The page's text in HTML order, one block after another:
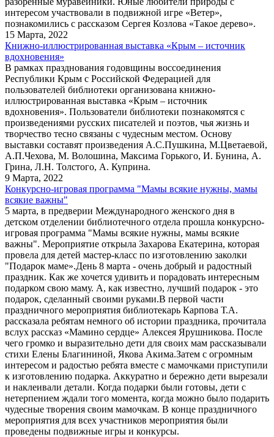
интересом участвовали в подвижной игре «Ветер»,
познакомились с рассказом Сергея Козлова «Такое дерево».
15 Марта, 2022
Книжно-иллюстрированная выставка «Крым – источник
вдохновения»
В рамках празднования годовщины воссоединения
Республики Крым с Российской Федерацией для
пользователей библиотеки организована книжно-
иллюстрированная выставка «Крым – источник
вдохновения». Пользователи библиотеки познакомятся с
произведениями русских писателей и поэтов, чья жизнь и
творчество тесно связаны с чудесным местом. Основу
выставки составят произведения А.С.Пушкина, М.Цветаевой,
А.П.Чехова, М. Волошина, Максима Горького, И. Бунина, А.
Грина, Л.Н. Толстого, А. Куприна.
9 Марта, 2022
Конкурсно-игровая программа "Мамы всякие нужны, мамы
всякие важны"
5 марта, в предверии Международного женского дня в
детском отделении библиотечного отдела прошла конкурсно-
игровая программа "Мамы всякие нужны, мамы всякие
важны". Мероприятие открыла Захарова Екатерина, которая
провела для детей мастер-класс по изготовлению заколки
"Подарок маме».День 8 марта - очень добрый и радостный
праздник. Как же хочется удивить и порадовать интересным
подарком свою маму. А, как известно, лучший подарок - это
подарок, сделанный своими руками.В первой части
праздничного мероприятия библиотекарь Карпова Т.А.
рассказала ребятам немного об истории праздника, прочитала
вслух рассказ «Мамино сердце» Алексея Ярушникова. После
чего громко и выразительно дети для своих мам рассказывали
стихи Елены Благининой, Якова Акима.Затем с огромным
интересом и радостью ребята вместе с мамочками приступили
к изготовлению подарка. Аккуратно и бережно дети вырезали
и наклеивали детали. Когда подарки были готовы, дети с
нетерпением ждали того момента, когда можно было подарить
чудесные творения своим мамочкам. В конце праздничного
мероприятия для всех участников мероприятия были
проведены подвижные игры и конкурсы.